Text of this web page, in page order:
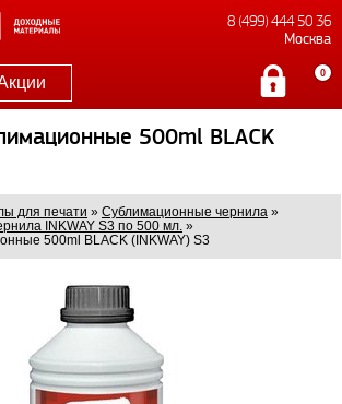
8 (499) 444 50 36
Москва
0
500ml BLACK
для печати » Сублимационные чернила »
INKWAY S3 по 500 мл. »
500ml BLACK (INKWAY) S3